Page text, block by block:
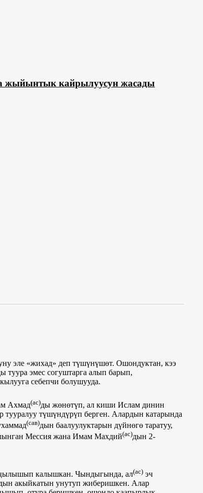
жыйынтык кайрылуусун жасады
эле «жихад» деп түшүнүшөт. Ошондуктан, кээ
туура эмес согуштарга алып барып,
себепчи болушууда.
Ахмад(ас)ды жөнөтүп, ал киши Ислам динин
тууралуу түшүндүрүп берген. Алардын катарында
(сав)дын баалуулуктарын дүйнөгө таратуу,
Мессия жана Имам Махдий(ас)дын 2-
калышкан. Чындыгында, ал(ас) эч
акыйкатын унутуп жиберишкен. Алар